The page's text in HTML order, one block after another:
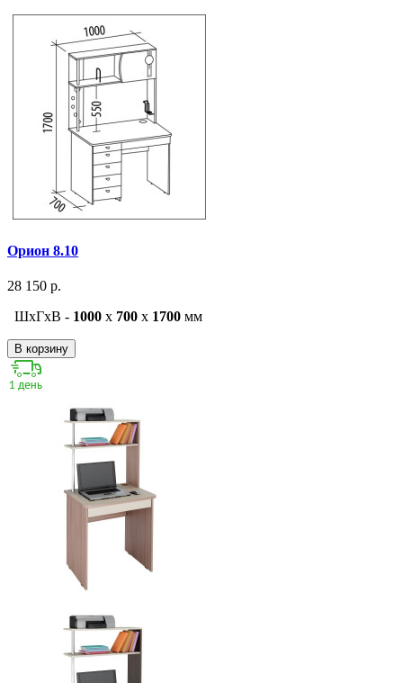
Орион 8.10
28 150 р.
ШxГxВ - 1000 x 700 x 1700 мм
В корзину